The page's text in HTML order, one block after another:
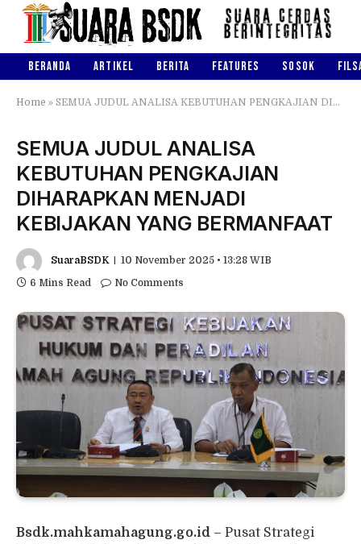
BERANDA ARTIKEL BERITA FEATURES SOSOK
Home » SEMUA JUDUL ANALISA KEBUTUHAN PENGKAJIAN DIHARAPKAN MENJADI KEBIJAKAN YANG BERMANFAAT
SEMUA JUDUL ANALISA
KEBUTUHAN PENGKAJIAN
DIHARAPKAN MENJADI
KEBIJAKAN YANG BERMANFAAT
SuaraBSDK
10 November 2025 • 13:28 WIB
6 Mins Read
No Comments
Bsdk.mahkamahagung.go.id – Pusat Strategi